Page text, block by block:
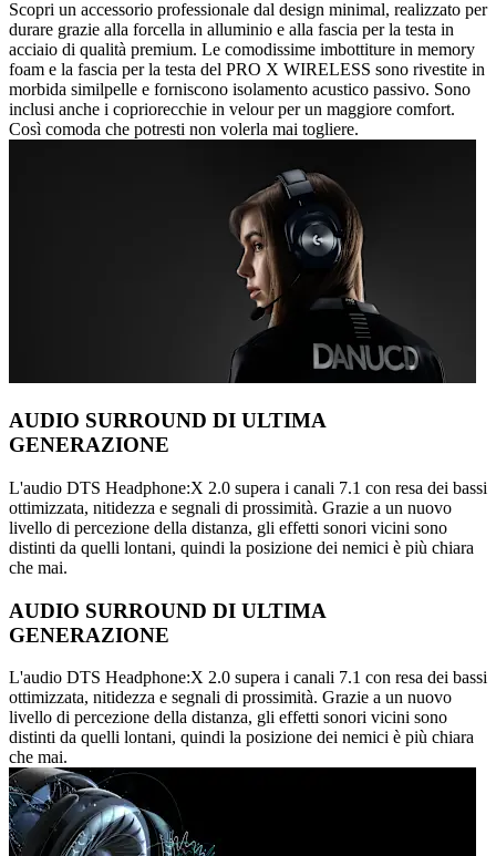
Scopri un accessorio professionale dal design minimal, realizzato per
durare grazie alla forcella in alluminio e alla fascia per la testa in
acciaio di qualità premium. Le comodissime imbottiture in memory
foam e la fascia per la testa del PRO X WIRELESS sono rivestite in
morbida similpelle e forniscono isolamento acustico passivo. Sono
inclusi anche i copriorecchie in velour per un maggiore comfort.
Così comoda che potresti non volerla mai togliere.
AUDIO SURROUND DI ULTIMA
GENERAZIONE
L'audio DTS Headphone:X 2.0 supera i canali 7.1 con resa dei bassi
ottimizzata, nitidezza e segnali di prossimità. Grazie a un nuovo
livello di percezione della distanza, gli effetti sonori vicini sono
distinti da quelli lontani, quindi la posizione dei nemici è più chiara
che mai.
AUDIO SURROUND DI ULTIMA
GENERAZIONE
L'audio DTS Headphone:X 2.0 supera i canali 7.1 con resa dei bassi
ottimizzata, nitidezza e segnali di prossimità. Grazie a un nuovo
livello di percezione della distanza, gli effetti sonori vicini sono
distinti da quelli lontani, quindi la posizione dei nemici è più chiara
che mai.